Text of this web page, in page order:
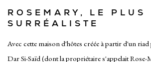
ROSEMARY, LE PLUS
SURRÉALISTE
Avec cette maison d'hôtes créée à partir d'un
Dar Si-Saïd (dont la propriétaire s'appelait Rose-